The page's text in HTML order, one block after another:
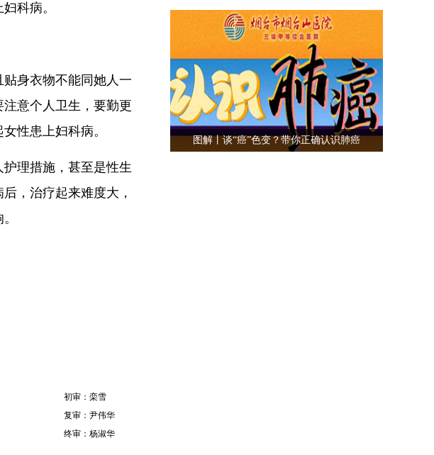
科病。
身衣物不能同她人一
意个人卫生，要勤更
性患上妇科病。
理措施，甚至是性生
，治疗起来难度大，
初审：栾雪
复审：尹伟华
终审：杨淑华
图解丨谈“癌”色变？带你正确认识肺癌